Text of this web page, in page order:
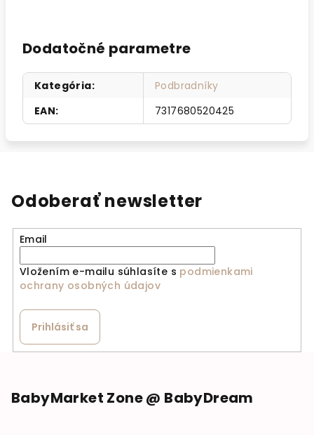
Dodatočné parametre
Kategória:
Podbradníky
EAN: 7317680520425
Odoberať newsletter
Email
Vložením e-mailu súhlasíte s podmienkami
ochrany osobných údajov
Prihlásiť sa
BabyMarket Zone @ BabyDream